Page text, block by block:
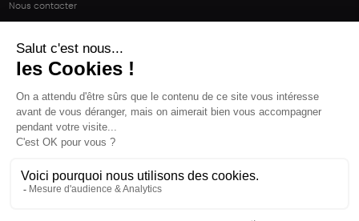
Nous contacter
SUIVEZ-NOUS
Une boutique élaborée avec par RGOODS